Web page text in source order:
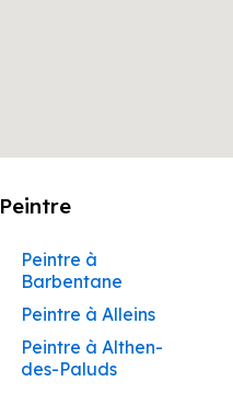
Peintre
Peintre à
Barbentane
Peintre à Alleins
Peintre à Althen-
des-Paluds